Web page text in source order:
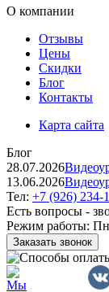
О компании
Отзывы
Цены
Скидки
Блог
Контакты
Карта сайта
Блог
28.07.2026
13.06.2026
Тел: +7 (926) 234-
Есть вопросы -
Режим работы:
Заказать звонок